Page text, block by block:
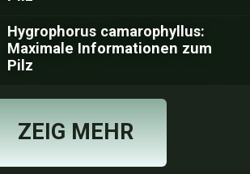
Hygrophorus camarophyllus:
Maximale Informationen zum
Pilz
ZEIG MEHR